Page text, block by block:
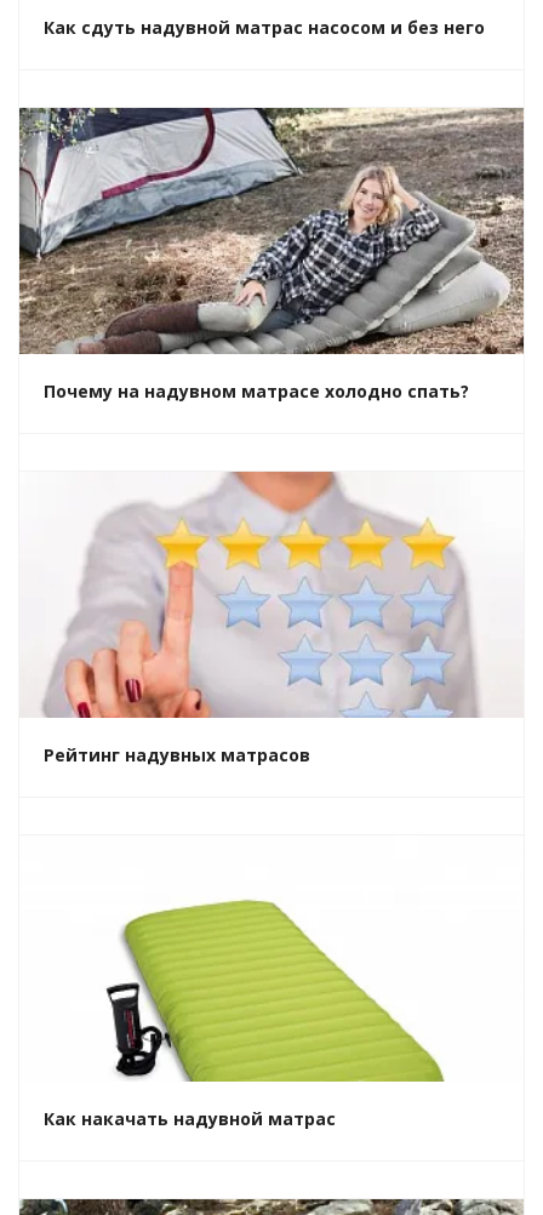
Как сдуть надувной матрас насосом и без него
Почему на надувном матрасе холодно спать?
Рейтинг надувных матрасов
Как накачать надувной матрас